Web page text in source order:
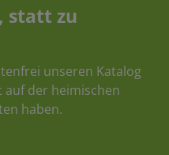
statt zu
unseren Katalog
auf der heimischen
haben.